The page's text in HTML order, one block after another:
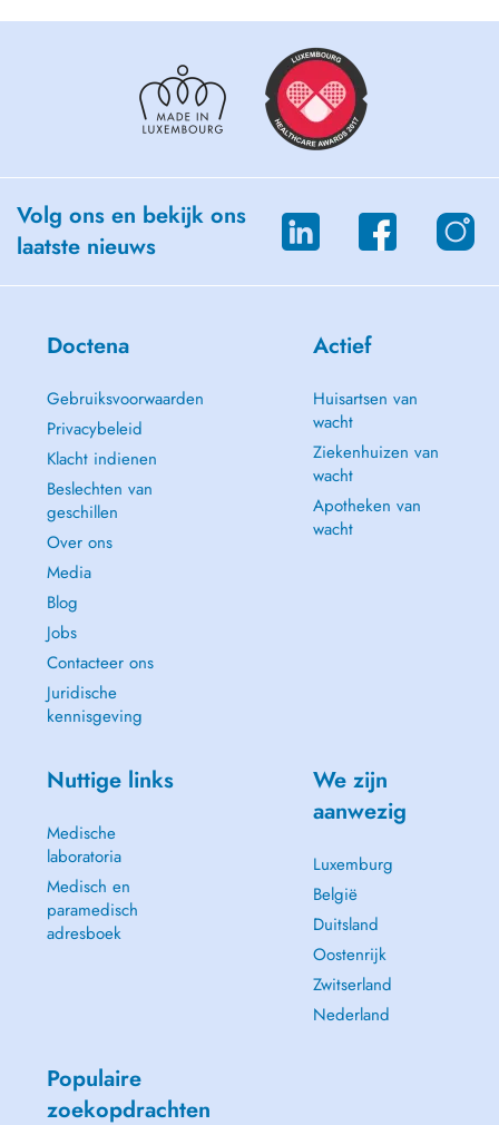
Volg ons en bekijk ons
laatste nieuws
Doctena
Gebruiksvoorwaarden
Privacybeleid
Klacht indienen
Beslechten van
geschillen
Over ons
Media
Blog
Jobs
Contacteer ons
Juridische
kennisgeving
Actief
Huisartsen van
wacht
Ziekenhuizen van
wacht
Apotheken van
wacht
Nuttige links
Medische
laboratoria
Medisch en
paramedisch
adresboek
We zijn
aanwezig
Luxemburg
België
Duitsland
Oostenrijk
Zwitserland
Nederland
Populaire
zoekopdrachten